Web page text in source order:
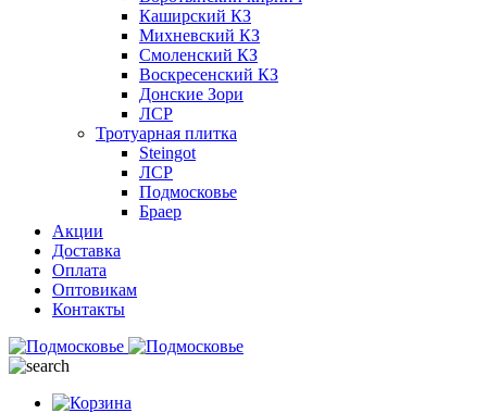
Каширский КЗ
Михневский КЗ
Смоленский КЗ
Воскресенский КЗ
Донские Зори
ЛСР
Тротуарная плитка
Steingot
ЛСР
Подмосковье
Браер
Акции
Доставка
Оплата
Оптовикам
Контакты